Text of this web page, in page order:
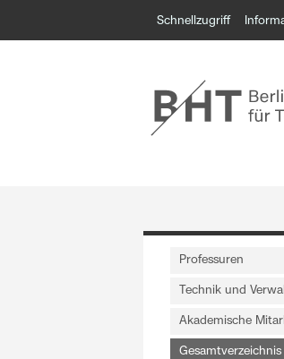
Schnellzugriff
Professuren
Technik und
Akademische
Gesamtverzeichnis